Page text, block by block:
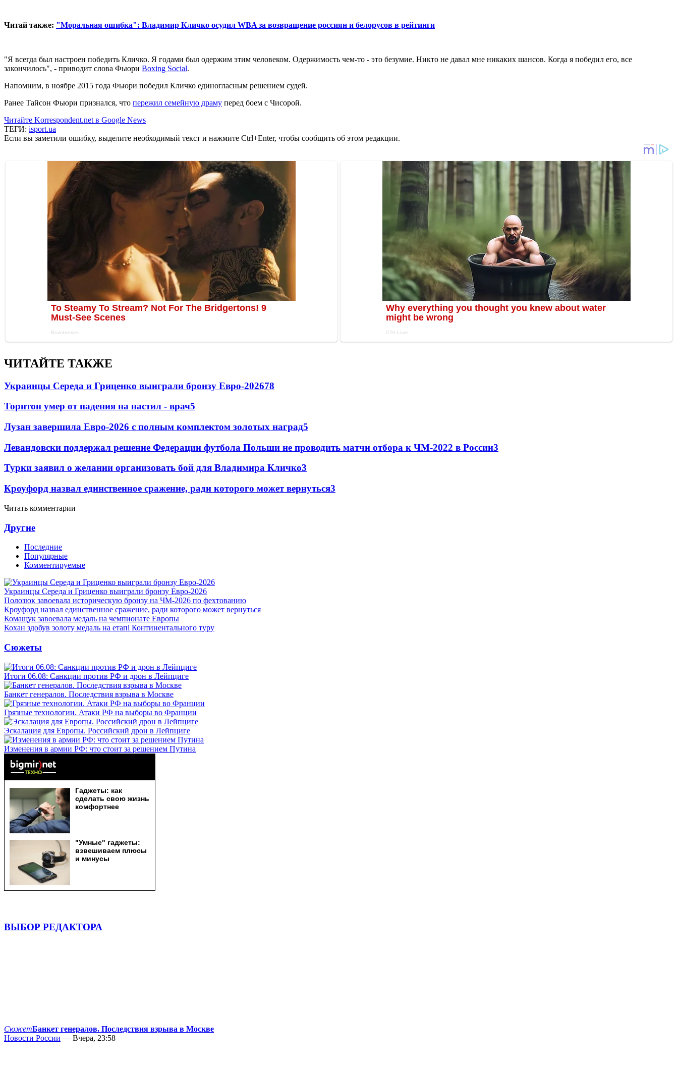
Читай также: "Моральная ошибка": Владимир Кличко осудил WBA за возвращение россиян и белорусов в рейтинги
"Я всегда был настроен победить Кличко. Я годами был одержим этим человеком. Одержимость чем-то - это безумие. Никто не давал мне никаких шансов. Когда я победил его, все
закончилось", - приводит слова Фьюри Boxing Social.
Напомним, в ноябре 2015 года Фьюри победил Кличко единогласным решением судей.
Ранее Тайсон Фьюри признался, что пережил семейную драму перед боем с Чисорой.
Читайте Korrespondent.net в Google News
ТЕГИ: isport.ua
Если вы заметили ошибку, выделите необходимый текст и нажмите Ctrl+Enter, чтобы сообщить об этом редакции.
ЧИТАЙТЕ ТАКЖЕ
Украинцы Середа и Гриценко выиграли бронзу Евро-202678
Торнтон умер от падения на настил - врач5
Лузан завершила Евро-2026 с полным комплектом золотых наград5
Левандовски поддержал решение Федерации футбола Польши не проводить матчи отбора к ЧМ-2022 в России3
Турки заявил о желании организовать бой для Владимира Кличко3
Кроуфорд назвал единственное сражение, ради которого может вернуться3
Читать комментарии
Другие
Последние
Популярные
Комментируемые
Украинцы Середа и Гриценко выиграли бронзу Евро-2026
Полозюк завоевала историческую бронзу на ЧМ-2026 по фехтованию
Кроуфорд назвал единственное сражение, ради которого может вернуться
Комащук завоевала медаль на чемпионате Европы
Кохан здобув золоту медаль на етапі Континентального туру
Сюжеты
Итоги 06.08: Санкции против РФ и дрон в Лейпциге
Банкет генералов. Последствия взрыва в Москве
Грязные технологии. Атаки РФ на выборы во Франции
Эскалация для Европы. Российский дрон в Лейпциге
Изменения в армии РФ: что стоит за решением Путина
ВЫБОР РЕДАКТОРА
СюжетБанкет генералов. Последствия взрыва в Москве
Новости России — Вчера, 23:58